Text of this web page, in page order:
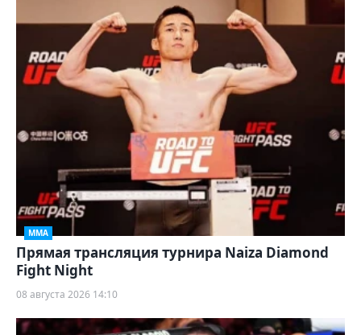
ММА
Прямая трансляция турнира Naiza Diamond
Fight Night
08 августа 2026 14:10